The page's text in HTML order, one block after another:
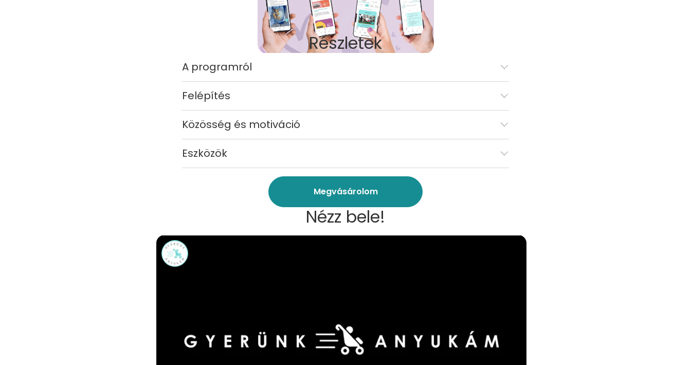
Részletek
A programról
Felépítés
Közösség és motiváció
Eszközök
Megvásárolom
Nézz bele!